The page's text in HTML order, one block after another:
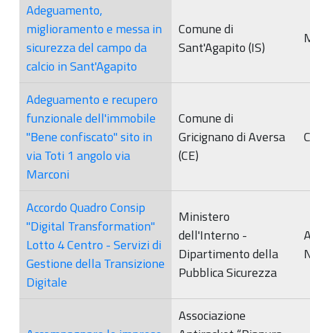
Adeguamento,
miglioramento e messa in
sicurezza del campo da
calcio in Sant'Agapito
Comune di
Sant'Agapito (IS)
Adeguamento e recupero
funzionale dell'immobile
"Bene confiscato" sito in
via Toti 1 angolo via
Marconi
Comune di
Gricignano di Aversa
(CE)
Accordo Quadro Consip
"Digital Transformation"
Lotto 4 Centro - Servizi di
Gestione della Transizione
Digitale
Ministero
dell'Interno -
Dipartimento della
Pubblica Sicurezza
Associazione